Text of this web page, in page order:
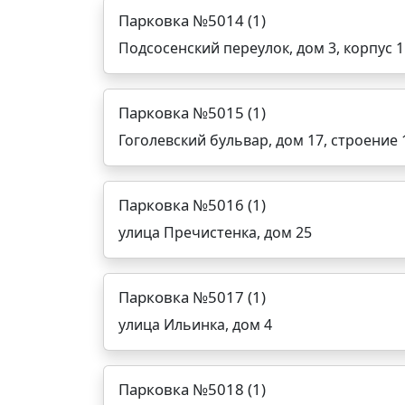
Парковка №5014 (1)
Подсосенский переулок, дом 3, корпус 1
Парковка №5015 (1)
Гоголевский бульвар, дом 17, строение
Парковка №5016 (1)
улица Пречистенка, дом 25
Парковка №5017 (1)
улица Ильинка, дом 4
Парковка №5018 (1)